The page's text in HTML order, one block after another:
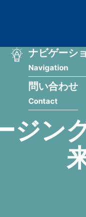
メ
ビ
ナビゲーシ
Navigation
問い合わせ
Contact
ジン